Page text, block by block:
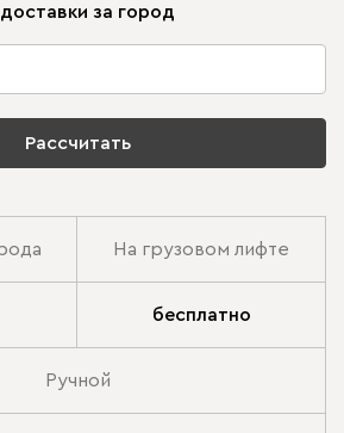
за город
Рассчитать
На грузовом лифте
бесплатно
Ручной